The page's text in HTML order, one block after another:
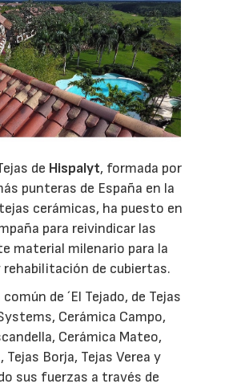
de Hispalyt, formada por
punteras de España en la
cerámicas, ha puesto en
para reivindicar las
material milenario para la
de cubiertas.
de ´El Tejado, de Tejas
Cerámica Campo,
Cerámica Mateo,
Tejas Borja, Tejas Verea y
sus fuerzas a través de